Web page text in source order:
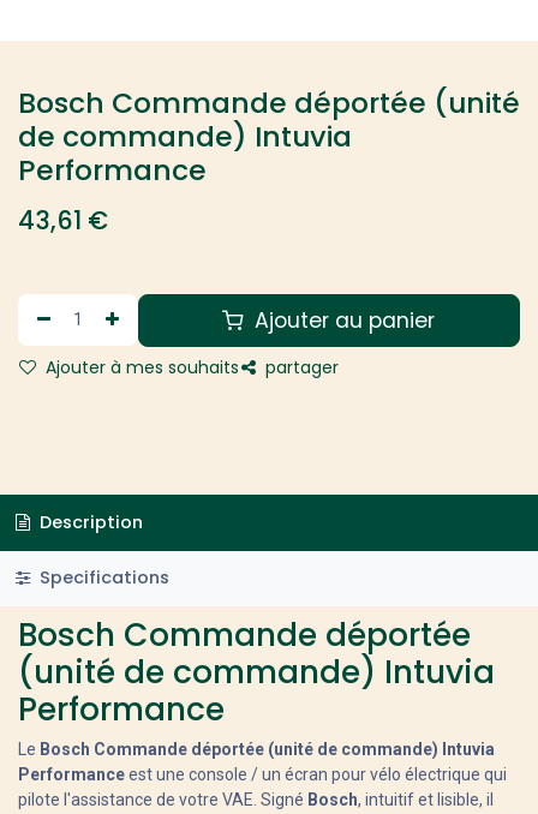
Bosch Commande déportée (unité
de commande) Intuvia
Performance
43,61 €
Ajouter au panier
Ajouter à mes souhaits partager
Description
Specifications
Bosch Commande déportée
(unité de commande) Intuvia
Performance
Le Bosch Commande déportée (unité de commande) Intuvia
Performanceest une console / un écran pour vélo électrique qui
pilote l'assistance de votre VAE. Signé Bosch, intuitif et lisible, il